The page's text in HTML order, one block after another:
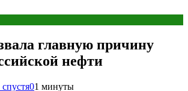
главную причину
нефти
01 минуты